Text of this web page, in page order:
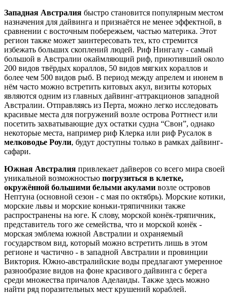
Западная Австралия быстро становится популярным местом
назначения для дайвинга и признаётся не менее эффектной, в
сравнении с восточным побережьем, частью материка. Этот
регион также может заинтересовать тех, кто стремится
избежать больших скоплений людей. Риф Нингалу - самый
большой в Австралии окаймляющий риф, приютивший около
200 видов твёрдых кораллов, 50 видов мягких кораллов и
более чем 500 видов рыб. В период между апрелем и июнем в
нём часто можно встретить китовых акул, визиты которых
являются одним из главных дайвинг-аттракционов западной
Австралии. Отправляясь из Перта, можно легко исследовать
красивые места для погружений возле острова Роттнест или
посетить захватывающие дух остатки судна “Свон”, однако
некоторые места, например риф Клерка или риф Русалок в
мелководье Роули, будут доступны только в рамках дайвинг-
сафари.
Южная Австралия привлекает дайверов со всего мира своей
уникальной возможностью погрузиться в клетке,
окружённой большими белыми акулами возле островов
Нептуна (основной сезон - с мая по октябрь). Морские котики,
морские львы и морские коньки-тряпичники также
распространены на юге. К слову, морской конёк-тряпичник,
представитель того же семейства, что и морской конёк -
морская эмблема южной Австралии и охраняемый
государством вид, который можно встретить лишь в этом
регионе и частично - в западной Австралии и провинции
Виктория. Южно-австралийские воды предлагают умеренное
разнообразие видов на фоне красивого дайвинга с берега
среди множества причалов Аделаиды. Также здесь можно
найти ряд поразительных мест крушений кораблей.